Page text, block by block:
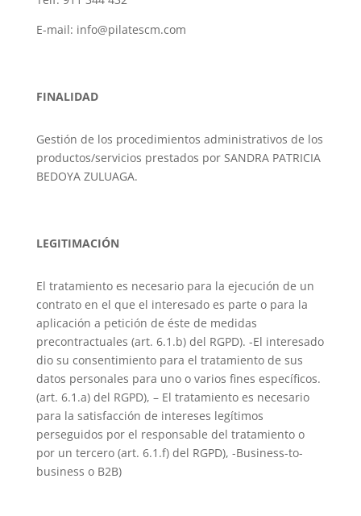
E-mail: info@pilatescm.com
FINALIDAD
Gestión de los procedimientos administrativos de los
productos/servicios prestados por SANDRA PATRICIA
BEDOYA ZULUAGA.
LEGITIMACIÓN
El tratamiento es necesario para la ejecución de un
contrato en el que el interesado es parte o para la
aplicación a petición de éste de medidas
precontractuales (art. 6.1.b) del RGPD). -El interesado
dio su consentimiento para el tratamiento de sus
datos personales para uno o varios fines específicos.
(art. 6.1.a) del RGPD), – El tratamiento es necesario
para la satisfacción de intereses legítimos
perseguidos por el responsable del tratamiento o
por un tercero (art. 6.1.f) del RGPD), -Business-to-
business o B2B)